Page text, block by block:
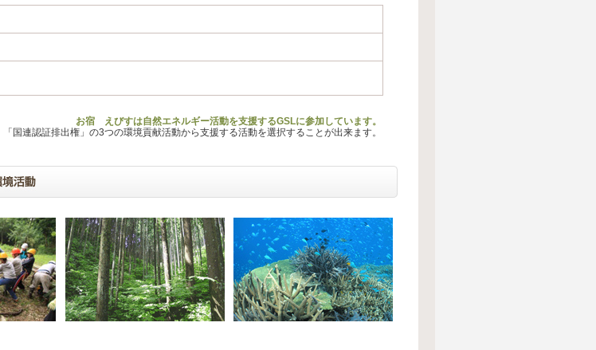
お宿 えびすは自然エネルギー活動を支援するGSLに参加しています。
国連認証排出権」の3つの環境貢献活動から支援する活動を選択することが出来ます。